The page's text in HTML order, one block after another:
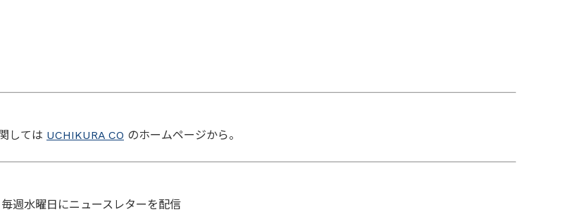
しては UCHIKURA CO のホームページから。
毎週水曜日にニュースレターを配信